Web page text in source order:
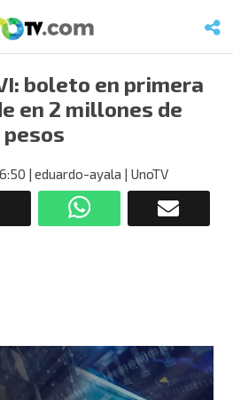
boleto en primera
en 2 millones de
pesos
| eduardo-ayala | UnoTV